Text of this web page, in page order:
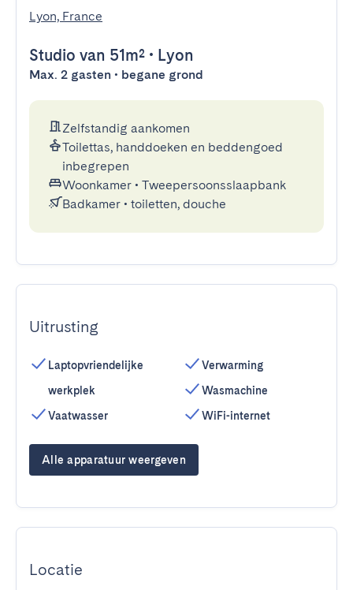
Lyon, France
Studio van 51m² • Lyon
Max. 2 gasten • begane grond
Zelfstandig aankomen
Toilettas, handdoeken en beddengoed
inbegrepen
Woonkamer • Tweepersoonsslaapbank
Badkamer • toiletten, douche
Uitrusting
Laptopvriendelijke
werkplek
Vaatwasser
Verwarming
Wasmachine
WiFi-internet
Alle apparatuur weergeven
Locatie